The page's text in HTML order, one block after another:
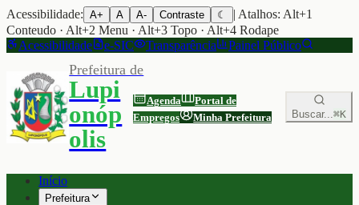
Acessibilidade: A+ A A- Contraste ☾
| Atalhos: Alt+1
Conteudo · Alt+2 Menu · Alt+3 Topo · Alt+4 Rodape
Acessibilidade
e-SIC Transparência Painel Público
Prefeitura de
Lupi
onóp
olis
Agenda
Portal de
Empregos
Minha Prefeitura Buscar...⌘K
Início
Prefeitura